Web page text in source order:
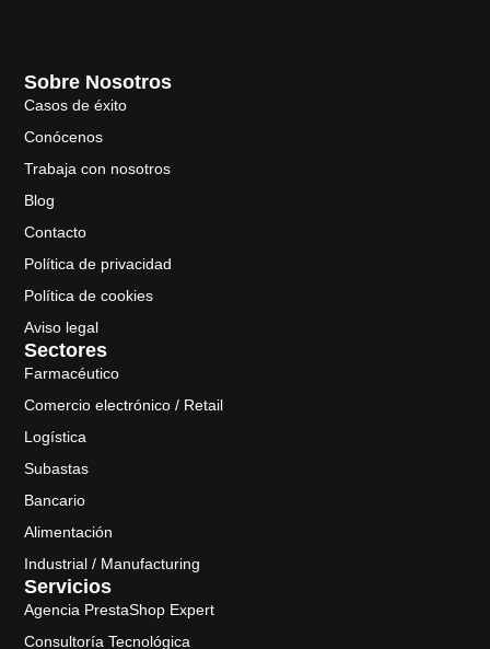
Sobre Nosotros
Casos de éxito
Conócenos
Trabaja con nosotros
Blog
Contacto
Política de privacidad
Política de cookies
Aviso legal
Sectores
Farmacéutico
Comercio electrónico / Retail
Logística
Subastas
Bancario
Alimentación
Industrial / Manufacturing
Servicios
Agencia PrestaShop Expert
Consultoría Tecnológica